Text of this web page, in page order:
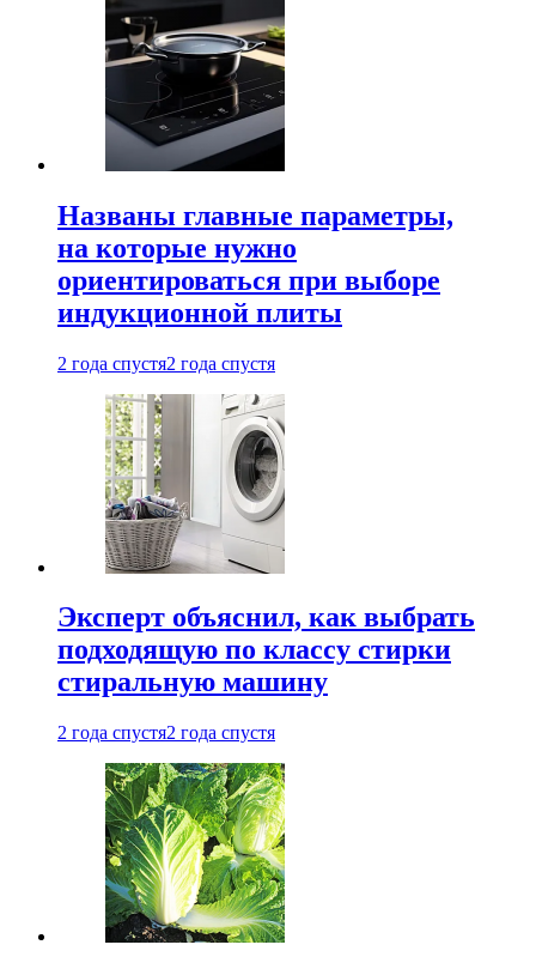
Названы главные параметры,
на которые нужно
ориентироваться при выборе
индукционной плиты
2 года спустя2 года спустя
Эксперт объяснил, как выбрать
подходящую по классу стирки
стиральную машину
2 года спустя2 года спустя